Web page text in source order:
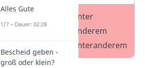
unter
Anderem
unteranderem
Alles Gute
1/7 – Dauer: 02:28
Bescheid geben -
groß oder klein?